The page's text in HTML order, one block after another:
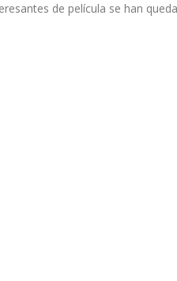
de película se han